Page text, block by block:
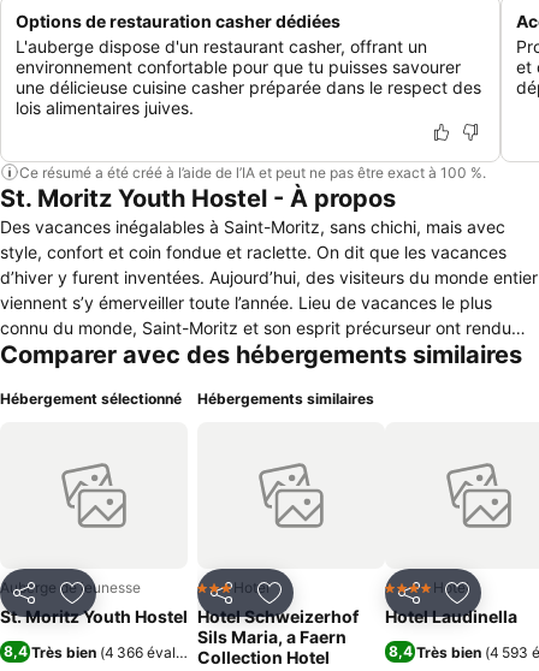
Options de restauration casher dédiées
L'auberge dispose d'un restaurant casher, offrant un
environnement confortable pour que tu puisses savourer
une délicieuse cuisine casher préparée dans le respect des
lois alimentaires juives.
et
Ce résumé a été créé à l’aide de l’IA et peut ne pas être exact à 100 %.
St. Moritz Youth Hostel - À propos
Des vacances inégalables à Saint-Moritz, sans chichi, mais avec
style, confort et coin fondue et raclette. On dit que les vacances
d’hiver y furent inventées. Aujourd’hui, des visiteurs du monde entier
viennent s’y émerveiller toute l’année. Lieu de vacances le plus
connu du monde, Saint-Moritz et son esprit précurseur ont rendu
accessibles les joies d’un paysage idyllique. Ayant accueilli deux fois
d’une myriade d’activités estivales. À ne pas manquer: la vue depuis
ou une descente en tant que passager en bobsleigh, puis un plat au
fromage typique dans le bistro pittoresque de l’auberge de
Comparer avec des hébergements similaires
Hébergement sélectionné
PartagerAjouter à mes favoris
Auberge de jeunesse
St. Moritz Youth Hostel
8,4 Très bien (4 366 évaluations)
Hébergements similaires
PartagerAjouter à mes favoris
3 ÉtoilesHotel
Hotel Schweizerhof
Sils Maria, a Faern
Collection Hotel
PartagerAjouter
4 ÉtoilesHotel
Hotel Laudinella
8,4 Très bien (4 593